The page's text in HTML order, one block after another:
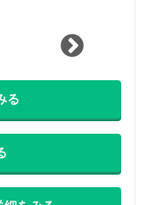
る